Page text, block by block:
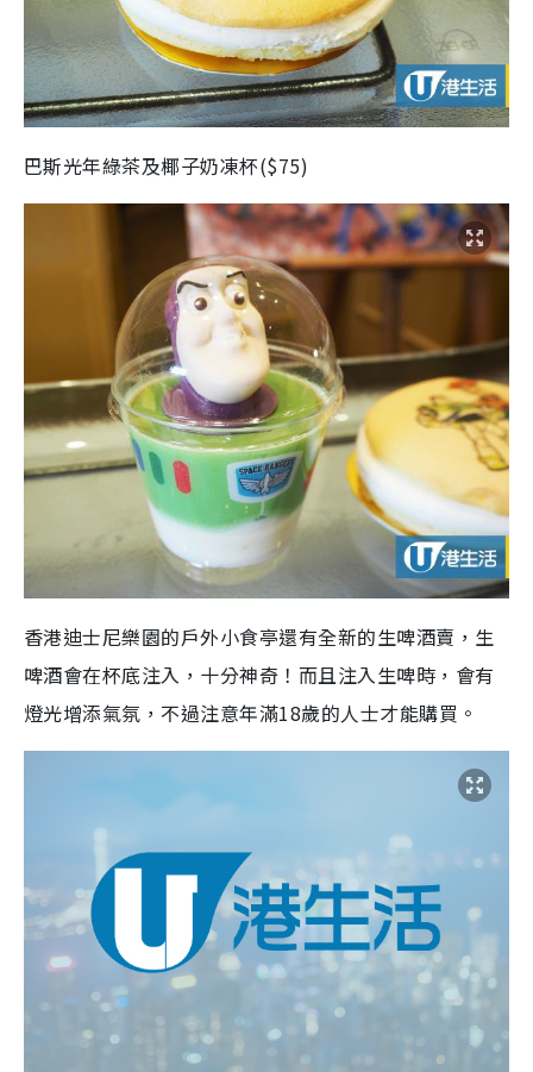
巴斯光年綠茶及椰子奶凍杯($75)
香港迪士尼樂園的戶外小食亭還有全新的生啤酒賣，生
啤酒會在杯底注入，十分神奇！而且注入生啤時，會有
燈光增添氣氛，不過注意年滿18歲的人士才能購買。